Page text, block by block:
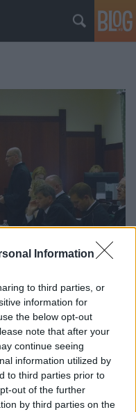
Information
to third parties, or
information for
the below opt-out
note that after your
continue seeing
information utilized by
to third parties prior to
out of the further
by third parties on the
az izgatja,
dugja,
húzni az